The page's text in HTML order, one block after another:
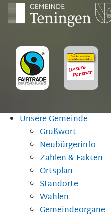
Unsere Gemeinde
Grußwort
Neubürgerinfo
Zahlen & Fakten
Ortsplan
Standorte
Wahlen
Gemeindeorgane